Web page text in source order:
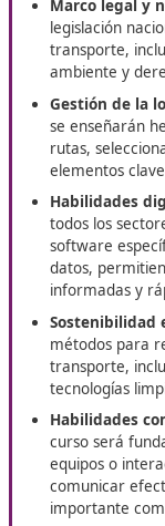
carretera,
al transporte
Los
áreas:
- A. Aspectos
- B. Aspectos
- C. Aspectos
- D. Aspectos
- E. Gestión
- F. Acceso a
- G. Normativa
- H. Seguridad